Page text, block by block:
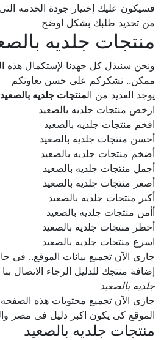
فسيكون عليك إختيار جودة الخدمه
من تحديد طلبك بشكل اوضح
منتجات جلديه
ونحن سنبذل كل جهدنا لإستكمال هذه
ممكن.. نشكركم على حسن تعاونكم
يوجد العديد من ال منتجات جلديه بالصعيد:
ارخص منتجات جلديه بالصعيد
افخم منتجات جلديه بالصعيد
أحسن منتجات جلديه بالصعيد
أضخم منتجات جلديه بالصعيد
أجمل منتجات جلديه بالصعيد
أصغر منتجات جلديه بالصعيد
أكبر منتجات جلديه بالصعيد
أأمن منتجات جلديه بالصعيد
أخطر منتجات جلديه بالصعيد
اسرع منتجات جلديه بالصعيد
جاري الآن تجميع بيانات الموقع.. فى
إضافة منتجك للدليل الرجاء الاتصال بنا 20237624569
جلديه بالصعيد
جارى الآن تجميع محتويات هذه الصفحه
الموقع كى يكون اكبر دليل فى مصر
منتجات جلديه بالصعيد